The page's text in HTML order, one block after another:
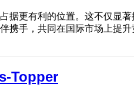
据更有利的位置。这不仅显
手，共同在国际市场上提升
Topper